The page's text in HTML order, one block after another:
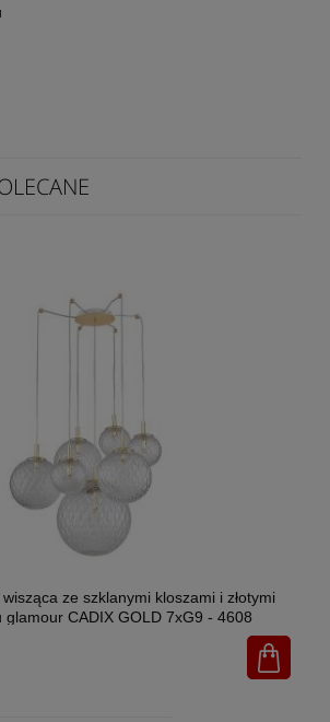
ze szklanymi kloszami i złotymi
glamour CADIX GOLD 7xG9 - 4608